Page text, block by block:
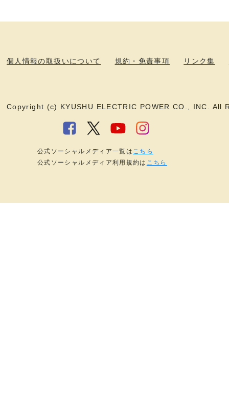
個人情報の取扱いについて 規約・免責事項 リンク集
Copyright (c) KYUSHU ELECTRIC POWER CO., INC. All
公式ソーシャルメディア一覧は こちら
公式ソーシャルメディア利用規約は こちら